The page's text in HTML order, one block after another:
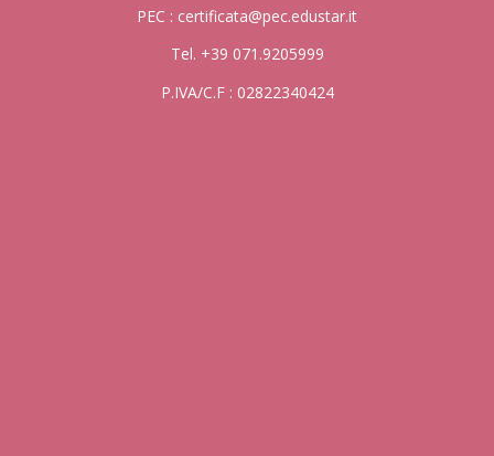
PEC : certificata@pec.edustar.it
Tel. +39 071.9205999
P.IVA/C.F : 02822340424